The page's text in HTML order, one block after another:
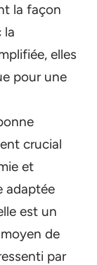
la façon
la
elles
pour une
crucial
et
adaptée
est un
de
par